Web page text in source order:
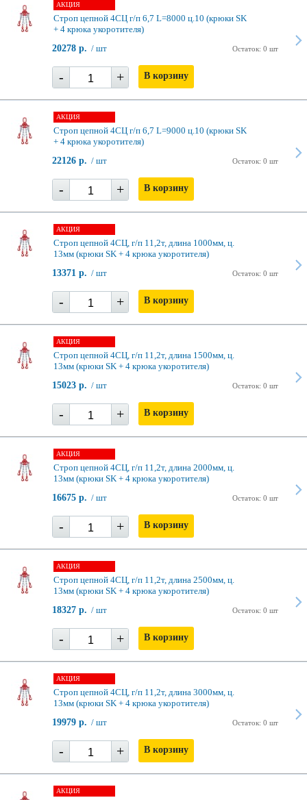
АКЦИЯ
Строп цепной 4СЦ г/п 6,7 L=8000 ц.10 (крюки SK
+ 4 крюка укоротителя)
Остаток: 0 шт
20278 р. / шт
- + В корзину
АКЦИЯ
Строп цепной 4СЦ г/п 6,7 L=9000 ц.10 (крюки SK
+ 4 крюка укоротителя)
Остаток: 0 шт
22126 р. / шт
- + В корзину
АКЦИЯ
Строп цепной 4СЦ, г/п 11,2т, длина 1000мм, ц.
13мм (крюки SK + 4 крюка укоротителя)
Остаток: 0 шт
13371 р. / шт
- + В корзину
АКЦИЯ
Строп цепной 4СЦ, г/п 11,2т, длина 1500мм, ц.
13мм (крюки SK + 4 крюка укоротителя)
Остаток: 0 шт
15023 р. / шт
- + В корзину
АКЦИЯ
Строп цепной 4СЦ, г/п 11,2т, длина 2000мм, ц.
13мм (крюки SK + 4 крюка укоротителя)
Остаток: 0 шт
16675 р. / шт
- + В корзину
АКЦИЯ
Строп цепной 4СЦ, г/п 11,2т, длина 2500мм, ц.
13мм (крюки SK + 4 крюка укоротителя)
Остаток: 0 шт
18327 р. / шт
- + В корзину
АКЦИЯ
Строп цепной 4СЦ, г/п 11,2т, длина 3000мм, ц.
13мм (крюки SK + 4 крюка укоротителя)
Остаток: 0 шт
19979 р. / шт
- + В корзину
АКЦИЯ